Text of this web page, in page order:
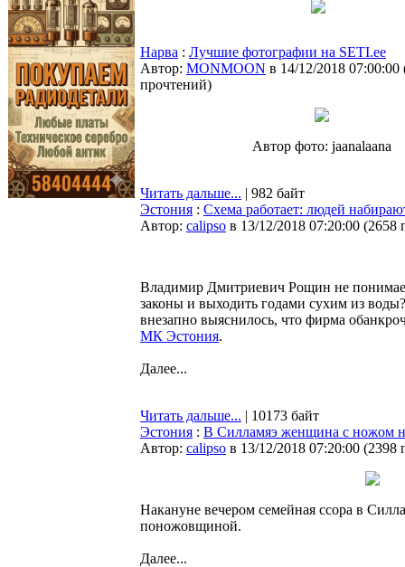
Нарва : Лучшие фотографии на SETI.ee
Автор: MONMOON в 14/12/2018 07:00:00
прочтений)
Автор фото: jaanalaana
Читать дальше... | 982 байт
Эстония : Схема работает: людей
Автор: calipso в 13/12/2018 07:20:00 (2658
Владимир Дмитриевич Рощин не
законы и выходить годами сухим из
внезапно выяснилось, что фирма
МК Эстония.
Далее...
Читать дальше... | 10173 байт
Эстония : В Силламяэ женщина с ножом
Автор: calipso в 13/12/2018 07:20:00 (2398
Накануне вечером семейная ссора в
поножовщиной.
Далее...